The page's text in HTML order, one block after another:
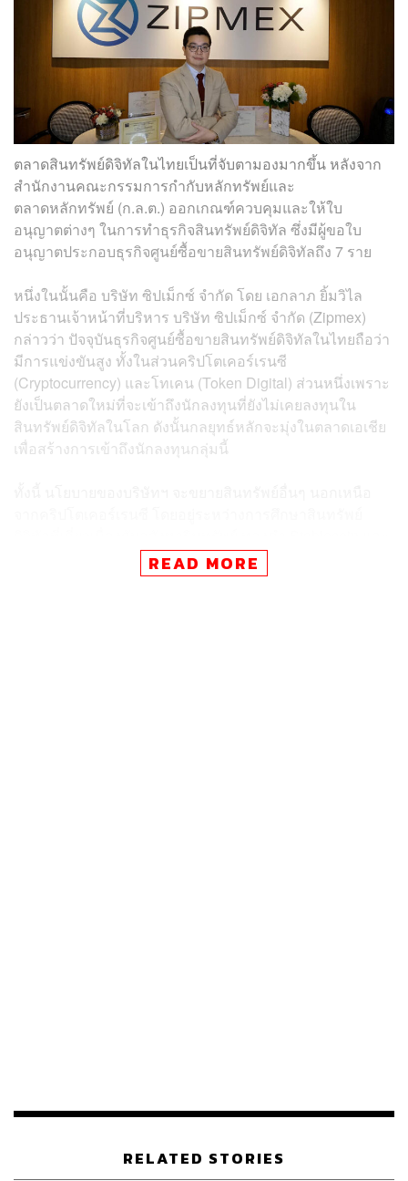
ตลาดสินทรัพย์ดิจิทัลในไทยเป็นที่จับตามองมากขึ้น หลังจาก
สำนักงานคณะกรรมการกำกับหลักทรัพย์และ
ตลาดหลักทรัพย์ (ก.ล.ต.) ออกเกณฑ์ควบคุมและให้ใบ
อนุญาตต่างๆ ในการทำธุรกิจสินทรัพย์ดิจิทัล ซึ่งมีผู้ขอใบ
อนุญาตประกอบธุรกิจศูนย์ซื้อขายสินทรัพย์ดิจิทัลถึง 7 ราย
หนึ่งในนั้นคือ บริษัท ซิปเม็กซ์ จำกัด โดย เอกลาภ ยิ้มวิไล
ประธานเจ้าหน้าที่บริหาร บริษัท ซิปเม็กซ์ จำกัด (Zipmex)
กล่าวว่า ปัจจุบันธุรกิจศูนย์ซื้อขายสินทรัพย์ดิจิทัลในไทยถือว่า
มีการแข่งขันสูง ทั้งในส่วนคริปโตเคอร์เรนซี
(Cryptocurrency) และโทเคน (Token Digital) ส่วนหนึ่งเพราะ
ยังเป็นตลาดใหม่ที่จะเข้าถึงนักลงทุนที่ยังไม่เคยลงทุนใน
สินทรัพย์ดิจิทัลในโลก ดังนั้นกลยุทธ์หลักจะมุ่งในตลาดเอเชีย
เพื่อสร้างการเข้าถึงนักลงทุนกลุ่มนี้
อื่นๆ ซึ่งคาดว่าไตรมาส 4/63 จะออกบริการการลงทุน
สินทรัพย์ดิจิทัลด้านทองคำ
READ MORE
RELATED STORIES